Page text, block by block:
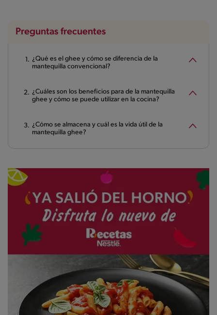
Preguntas frecuentes
¿Qué es el ghee y cómo se diferencia de la
mantequilla convencional?
¿Cuáles son los beneficios para de la mantequilla
ghee y cómo se puede utilizar en la cocina?
¿Cómo se almacena y cuál es la vida útil de la
mantequilla ghee?